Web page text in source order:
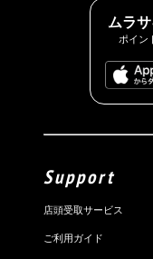
ムラ
ポイン
Support
店頭受取サービス
ご利用ガイド